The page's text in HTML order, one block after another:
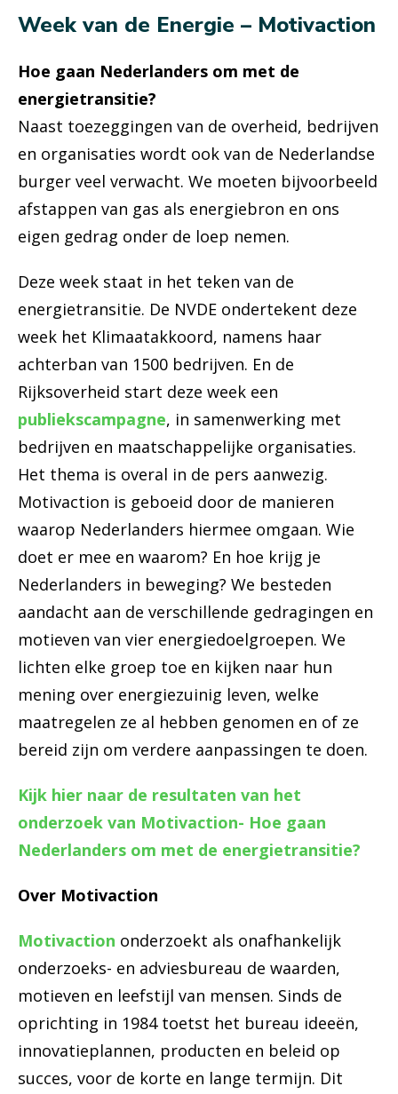
Week van de Energie – Motivaction
Hoe gaan Nederlanders om met de
energietransitie?
Naast toezeggingen van de overheid, bedrijven
en organisaties wordt ook van de Nederlandse
burger veel verwacht. We moeten bijvoorbeeld
afstappen van gas als energiebron en ons
eigen gedrag onder de loep nemen.
Deze week staat in het teken van de
energietransitie. De NVDE ondertekent deze
week het Klimaatakkoord, namens haar
achterban van 1500 bedrijven. En de
Rijksoverheid start deze week een
publiekscampagne, in samenwerking met
bedrijven en maatschappelijke organisaties.
Het thema is overal in de pers aanwezig.
Motivaction is geboeid door de manieren
waarop Nederlanders hiermee omgaan. Wie
doet er mee en waarom? En hoe krijg je
Nederlanders in beweging? We besteden
aandacht aan de verschillende gedragingen en
motieven van vier energiedoelgroepen. We
lichten elke groep toe en kijken naar hun
mening over energiezuinig leven, welke
maatregelen ze al hebben genomen en of ze
bereid zijn om verdere aanpassingen te doen.
Kijk hier naar de resultaten van het
onderzoek van Motivaction- Hoe gaan
Nederlanders om met de energietransitie?
Over Motivaction
Motivaction onderzoekt als onafhankelijk
onderzoeks- en adviesbureau de waarden,
motieven en leefstijl van mensen. Sinds de
oprichting in 1984 toetst het bureau ideeën,
innovatieplannen, producten en beleid op
succes, voor de korte en lange termijn. Dit